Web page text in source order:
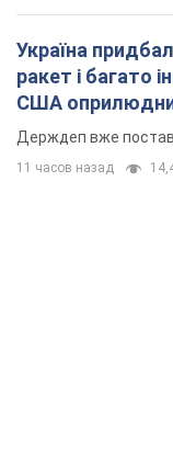
Україна
ракет і багато
США
Держдеп вже
11 часов назад